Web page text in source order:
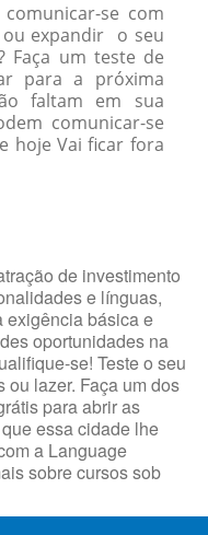
se com
expandir o seu
Faça um teste de
para a próxima
faltam em sua
comunicar-se
hoje Vai ficar fora
de investimento
e línguas,
exigência básica e
oportunidades na
se! Teste o seu
lazer. Faça um dos
para abrir as
essa cidade lhe
a Language
sobre cursos sob